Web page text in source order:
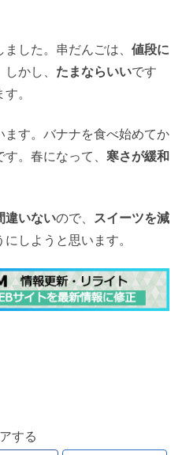
ました。串だんごは、 値段に
かし、 たまならいいです
。
ます。バナナを食べ始めてか
す。春になって、 寒さが緩和
違いないので、 スイーツを減
にしようと思います。
する